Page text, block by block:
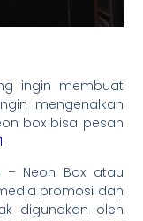
ingin membuat
mengenalkan
box bisa pesan
.
– Neon Box atau
promosi dan
digunakan oleh